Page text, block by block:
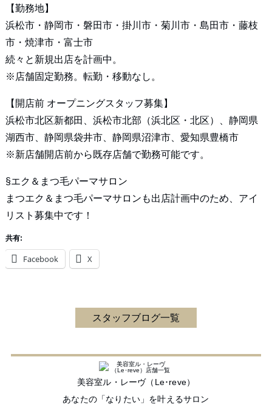
【勤務地】
浜松市・静岡市・磐田市・掛川市・菊川市・島田市・藤枝
市・焼津市・富士市
続々と新規出店を計画中。
※店舗固定勤務。転勤・移動なし。
【開店前 オープニングスタッフ募集】
浜松市北区新都田、浜松市北部（浜北区・北区）、静岡県
湖西市、静岡県袋井市、静岡県沼津市、愛知県豊橋市
※新店舗開店前から既存店舗で勤務可能です。
§エク＆まつ毛パーマサロン
まつエク＆まつ毛パーマサロンも出店計画中のため、アイ
リスト募集中です！
共有:
Facebook X
スタッフブログ一覧
美容室ル・レーヴ（Le･reve）
あなたの「なりたい」を叶えるサロン